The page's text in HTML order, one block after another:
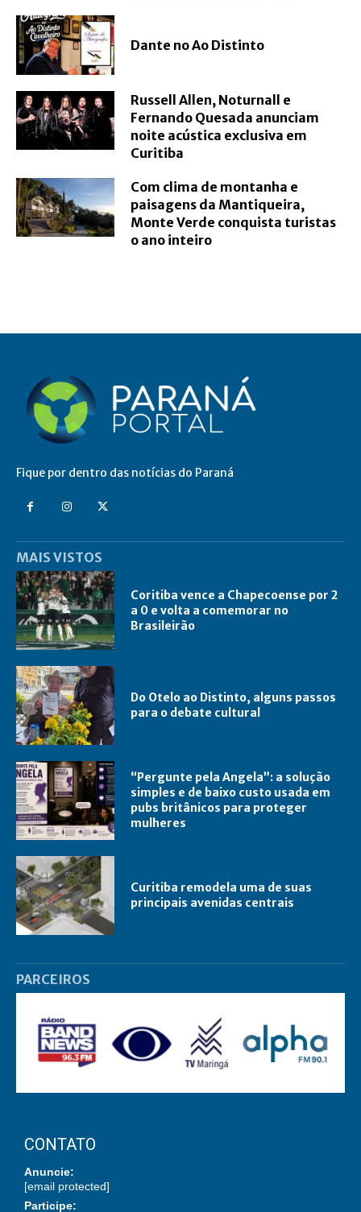
Dante no Ao Distinto
Russell Allen, Noturnall e
Fernando Quesada anunciam
noite acústica exclusiva em
Curitiba
Com clima de montanha e
paisagens da Mantiqueira,
Monte Verde conquista turistas
o ano inteiro
Fique por dentro das notícias do Paraná
MAIS VISTOS
Coritiba vence a Chapecoense por 2
a 0 e volta a comemorar no
Brasileirão
Do Otelo ao Distinto, alguns passos
para o debate cultural
“Pergunte pela Angela”: a solução
simples e de baixo custo usada em
pubs britânicos para proteger
mulheres
Curitiba remodela uma de suas
principais avenidas centrais
PARCEIROS
CONTATO
Anuncie:
[email protected]
Participe: